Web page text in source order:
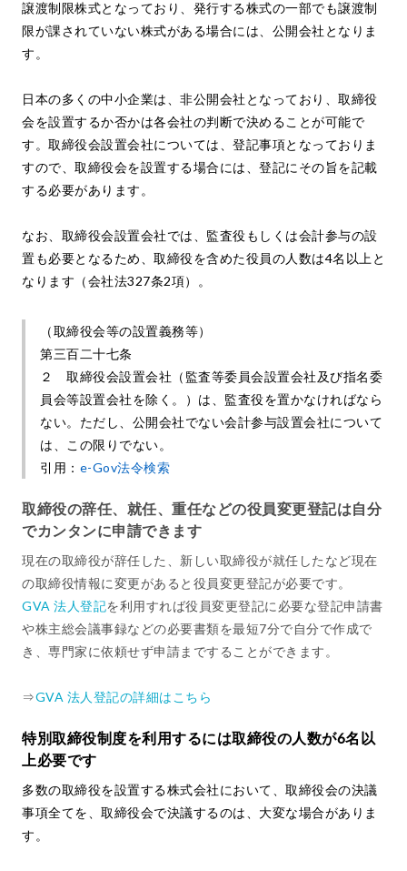
譲渡制限株式となっており、発行する株式の一部でも譲渡制
限が課されていない株式がある場合には、公開会社となりま
す。
日本の多くの中小企業は、非公開会社となっており、取締役
会を設置するか否かは各会社の判断で決めることが可能で
す。取締役会設置会社については、登記事項となっておりま
すので、取締役会を設置する場合には、登記にその旨を記載
する必要があります。
なお、取締役会設置会社では、監査役もしくは会計参与の設
置も必要となるため、取締役を含めた役員の人数は4名以上と
なります（会社法327条2項）。
（取締役会等の設置義務等）
第三百二十七条
２ 取締役会設置会社（監査等委員会設置会社及び指名委
員会等設置会社を除く。）は、監査役を置かなければなら
ない。ただし、公開会社でない会計参与設置会社について
は、この限りでない。
引用： e-Gov法令検索
取締役の辞任、就任、重任などの役員変更登記は自分
でカンタンに申請できます
現在の取締役が辞任した、新しい取締役が就任したなど現在
の取締役情報に変更があると役員変更登記が必要です。
GVA 法人登記を利用すれば役員変更登記に必要な登記申請書
や株主総会議事録などの必要書類を最短7分で自分で作成で
き、専門家に依頼せず申請まですることができます。
⇒GVA 法人登記の詳細はこちら
特別取締役制度を利用するには取締役の人数が6名以
上必要です
多数の取締役を設置する株式会社において、取締役会の決議
事項全てを、取締役会で決議するのは、大変な場合がありま
す。